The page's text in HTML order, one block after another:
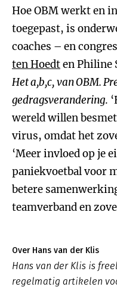
Hoe OBM werkt en
toegepast, is
coaches – en
ten Hoedten Philine
Het a,b,c, van OBM.
gedragsverandering.
wereld willen
virus, omdat het
‘Meer invloed op je
paniekvoetbal voor
betere
teamverband en
Over Hans van der Klis
Hans van der Klis is
regelmatig artikelen